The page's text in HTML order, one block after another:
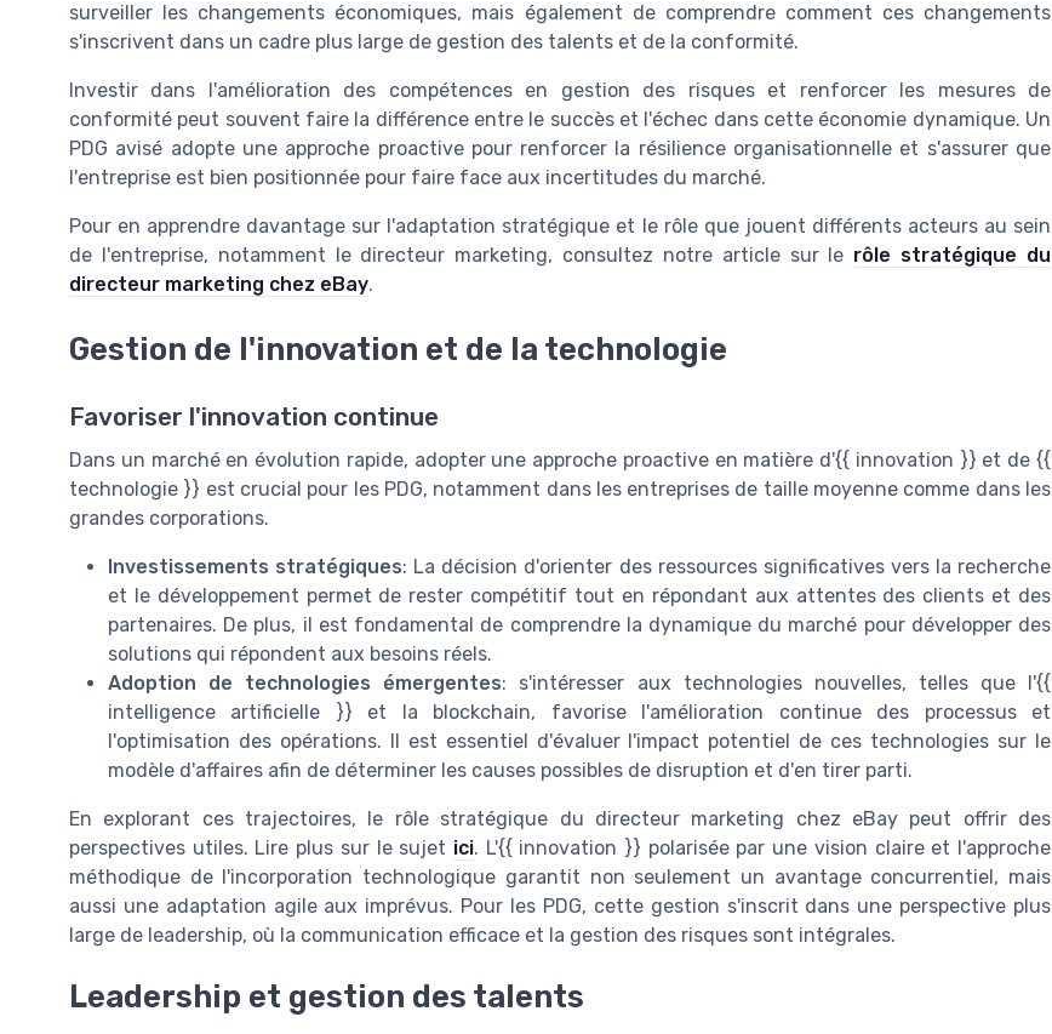
surveiller les changements économiques, mais également de comprendre comment ces changements
s'inscrivent dans un cadre plus large de gestion des talents et de la conformité.
Investir dans l'amélioration des compétences en gestion des risques et renforcer les mesures de
conformité peut souvent faire la différence entre le succès et l'échec dans cette économie dynamique. Un
PDG avisé adopte une approche proactive pour renforcer la résilience organisationnelle et s'assurer que
l'entreprise est bien positionnée pour faire face aux incertitudes du marché.
Pour en apprendre davantage sur l'adaptation stratégique et le rôle que jouent différents acteurs au sein
de l'entreprise, notamment le directeur marketing, consultez notre article sur le rôle stratégique du
directeur marketing chez eBay.
Gestion de l'innovation et de la technologie
Favoriser l'innovation continue
Dans un marché en évolution rapide, adopter une approche proactive en matière d'{{ innovation }} et de {{
technologie }} est crucial pour les PDG, notamment dans les entreprises de taille moyenne comme dans les
grandes corporations.
Investissements stratégiques: La décision d'orienter des ressources significatives vers la recherche
et le développement permet de rester compétitif tout en répondant aux attentes des clients et des
partenaires. De plus, il est fondamental de comprendre la dynamique du marché pour développer des
solutions qui répondent aux besoins réels.
Adoption de technologies émergentes: s'intéresser aux technologies nouvelles, telles que l'{{
intelligence artificielle }} et la blockchain, favorise l'amélioration continue des processus et
l'optimisation des opérations. Il est essentiel d'évaluer l'impact potentiel de ces technologies sur le
modèle d'affaires afin de déterminer les causes possibles de disruption et d'en tirer parti.
En explorant ces trajectoires, le rôle stratégique du directeur marketing chez eBay peut offrir des
perspectives utiles. Lire plus sur le sujet ici. L'{{ innovation }} polarisée par une vision claire et l'approche
méthodique de l'incorporation technologique garantit non seulement un avantage concurrentiel, mais
aussi une adaptation agile aux imprévus. Pour les PDG, cette gestion s'inscrit dans une perspective plus
large de leadership, où la communication efficace et la gestion des risques sont intégrales.
Leadership et gestion des talents